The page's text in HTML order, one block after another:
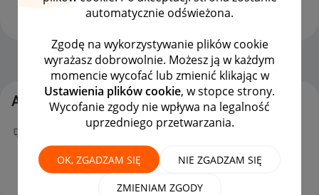
automatycznie odświeżona.
Zgodę na wykorzystywanie plików cookie
wyrażasz dobrowolnie. Możesz ją w każdym
momencie wycofać lub zmienić klikając w
Ustawienia plików cookie, w stopce strony.
Wycofanie zgody nie wpływa na legalność
uprzedniego przetwarzania.
OK, ZGADZAM SIĘ NIE ZGADZAM SIĘ
ZMIENIAM ZGODY
#7 Wielbiciel
Strona Główna OPCJE
Aktywność Bon2639
Twój nowy wpis
Dlaczego występują komunikat
błąd ładowania strony przy zakupach zakupach
forumDyskusje kupującychmożna już podziwiać :)
10:14